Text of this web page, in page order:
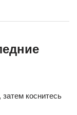
коснитесь